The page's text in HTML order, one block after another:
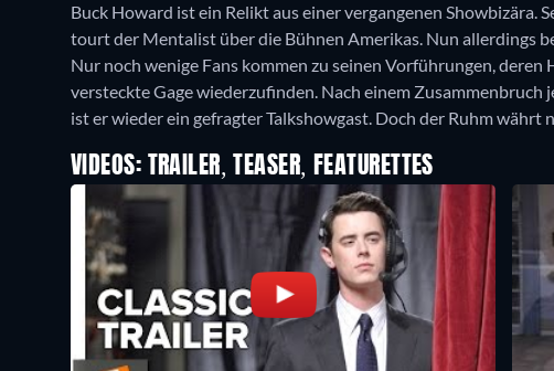
Buck Howard ist ein Relikt aus einer vergangenen Showbizära.
tourt der Mentalist über die Bühnen Amerikas. Nun allerdings
Nur noch wenige Fans kommen zu seinen Vorführungen,
versteckte Gage wiederzufinden. Nach einem Zusammenbruch
ist er wieder ein gefragter Talkshowgast. Doch der Ruhm währt
VIDEOS: TRAILER, TEASER, FEATURETTES